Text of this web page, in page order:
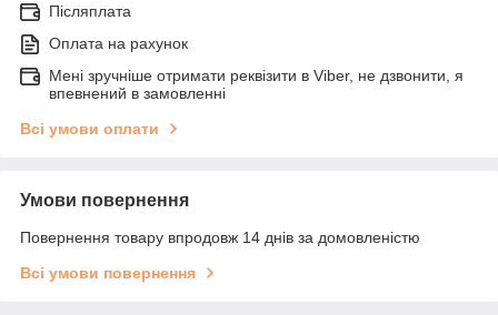
Післяплата
Оплата на рахунок
Мені зручніше отримати реквізити в Viber, не дзвонити, я
впевнений в замовленні
Всі умови оплати
Умови повернення
Повернення товару впродовж 14 днів за домовленістю
Всі умови повернення